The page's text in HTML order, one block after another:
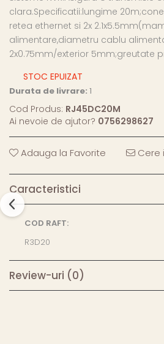
clara.Specificatii:lungime
retea ethernet si 2x
alimentare,diametru cablu
2x0.75mm/exterior 5mm;greutate
STOC EPUIZAT
Durata de livrare: 1
Cod Produs: RJ45DC20M
Ai nevoie de ajutor? 0756298627
Adauga la Favorite Cere
Caracteristici
COD RAFT:
R3D20
Review-uri (0)